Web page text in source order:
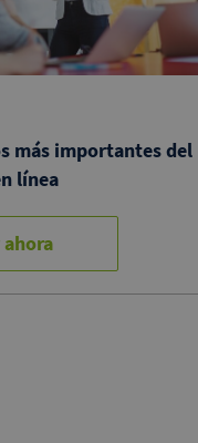
más importantes del
línea
ahora